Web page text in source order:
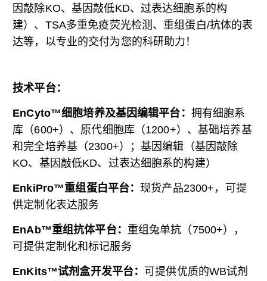
因敲除KO、基因敲低KD、过表达细胞系的构
建）、TSA多重免疫荧光检测、重组蛋白/抗体的表
达等，以专业的交付为您的科研助力！
技术平台：
EnCyto™细胞培养及基因编辑平台： 拥有细胞系
库（600+）、原代细胞库（1200+）、基础培养基
和完全培养基（2300+）；基因编辑（基因敲除
KO、基因敲低KD、过表达细胞系的构建）
EnkiPro™重组蛋白平台：现货产品2300+，可提
供定制化表达服务
EnAb™重组抗体平台： 重组兔单抗（7500+），
可提供定制化和标记服务
EnKits™试剂盒开发平台： 可提供优质的WB试剂